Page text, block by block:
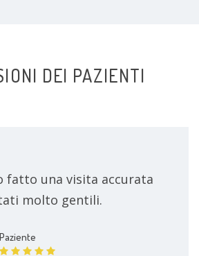
DEI PAZIENTI
fatto una visita accurata
molto gentili.
Paziente